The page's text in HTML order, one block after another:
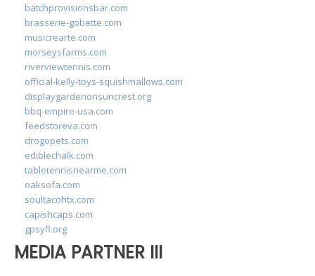
batchprovisionsbar.com
brasserie-gobette.com
musicrearte.com
morseysfarms.com
riverviewtennis.com
official-kelly-toys-squishmallows.com
displaygardenonsuncrest.org
bbq-empire-usa.com
feedstoreva.com
drogopets.com
ediblechalk.com
tabletennisnearme.com
oaksofa.com
soultacohtx.com
capishcaps.com
gpsyfl.org
MEDIA PARTNER III